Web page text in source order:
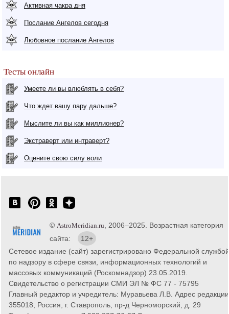
Активная чакра дня
Послание Ангелов сегодня
Любовное послание Ангелов
Тесты онлайн
Умеете ли вы влюблять в себя?
Что ждет вашу пару дальше?
Мыслите ли вы как миллионер?
Экстраверт или интраверт?
Оцените свою силу воли
© AstroMeridian.ru , 2006–2025. Возрастная категория
сайта:
12+
Сетевое издание (сайт) зарегистрировано Федеральной службой
по надзору в сфере связи, информационных технологий и
массовых коммуникаций (Роскомнадзор) 23.05.2019.
Свидетельство о регистрации СМИ ЭЛ № ФС 77 - 75795
Главный редактор и учредитель: Муравьева Л.В. Адрес
355018, Россия, г. Ставрополь, пр-д Черноморский, д. 29